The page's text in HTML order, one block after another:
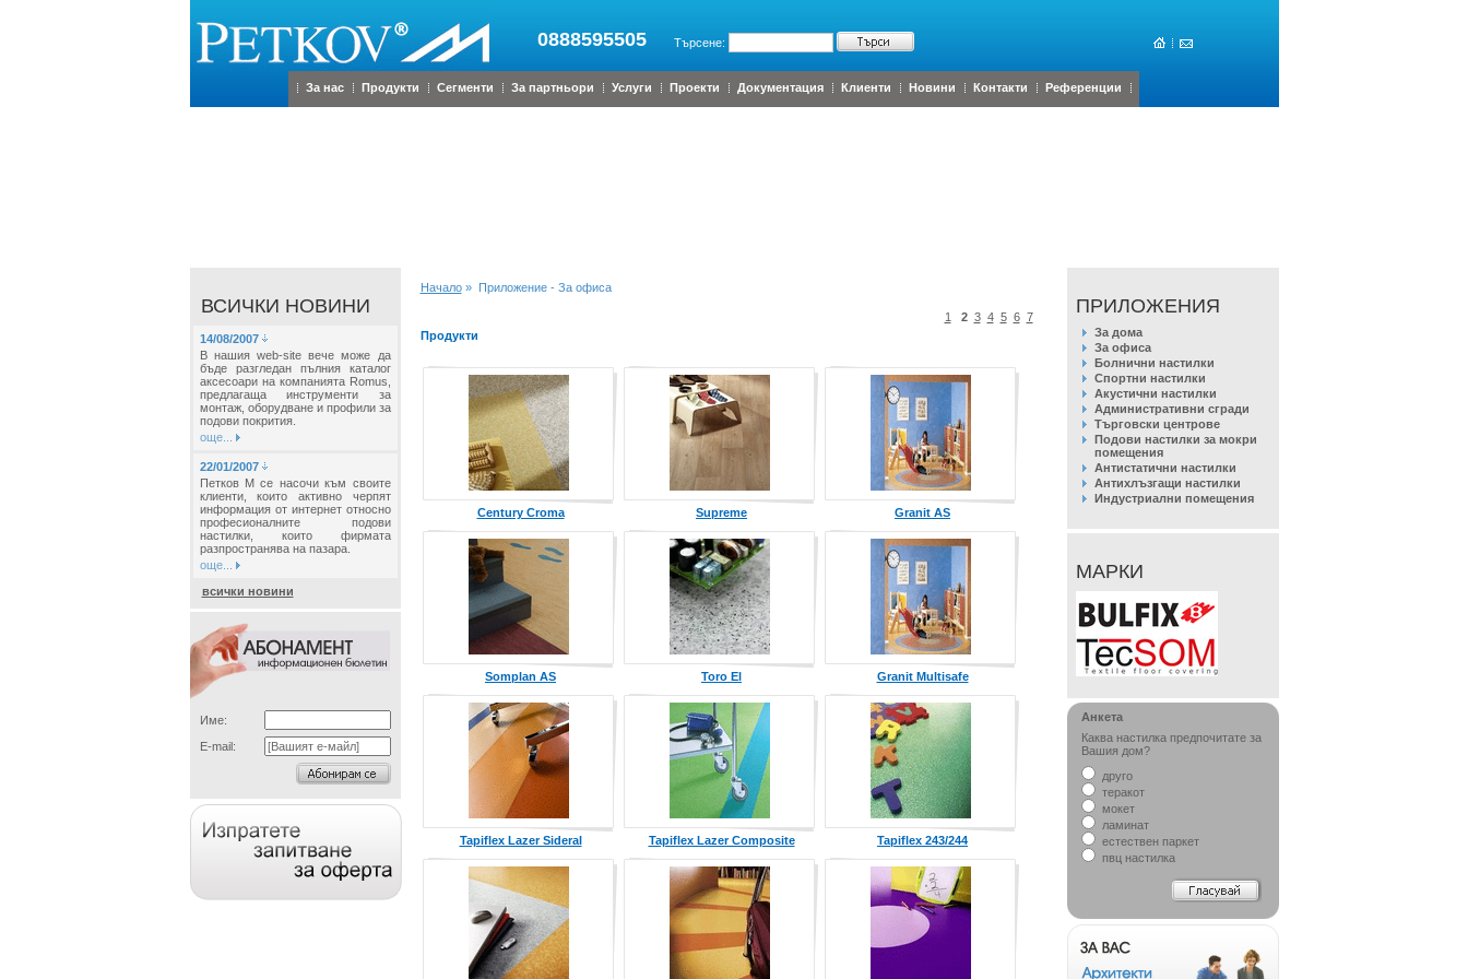
За нас Продукти Сегменти За партньори Услуги Проекти Документация Клиенти Новини Контакти Референции
ВСИЧКИ НОВИНИ
14/08/2007
В нашия web-site вече може да
бъде разгледан пълния каталог
аксесоари на компанията Romus,
предлагаща инструменти за
монтаж, оборудване и профили за
подови покрития.
още...
22/01/2007
Петков М се насочи към своите
клиенти, които активно черпят
информация от интернет относно
професионалните подови
настилки, които фирмата
разпространява на пазара.
още...
всички новини
Име:
E-mail:
Начало» Приложение - За офиса
1 2 3 4 5 6 7
Продукти
Century Croma Supreme Granit AS
Somplan AS Toro El Granit Multisafe
Tapiflex Lazer Sideral Tapiflex Lazer Composite Tapiflex 243/244
ПРИЛОЖЕНИЯ
За дома
За офиса
Болнични настилки
Спортни настилки
Акустични настилки
Административни сгради
Търговски центрове
Подови настилки за мокри
помещения
Антистатични настилки
Антихлъзгащи настилки
Индустриални помещения
МАРКИ
Анкета
Каква настилка предпочитате за
Вашия дом?
друго
теракот
мокет
ламинат
естествен паркет
пвц настилка
0888595505 Търсене: